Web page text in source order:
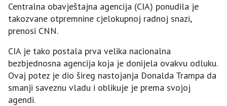
Centralna obavještajna agencija (CIA) ponudila je
takozvane otpremnine cjelokupnoj radnoj snazi,
prenosi CNN.
CIA je tako postala prva velika nacionalna
bezbjednosna agencija koja je donijela ovakvu odluku.
Ovaj potez je dio šireg nastojanja Donalda Trampa da
smanji saveznu vladu i oblikuje je prema svojoj
agendi.